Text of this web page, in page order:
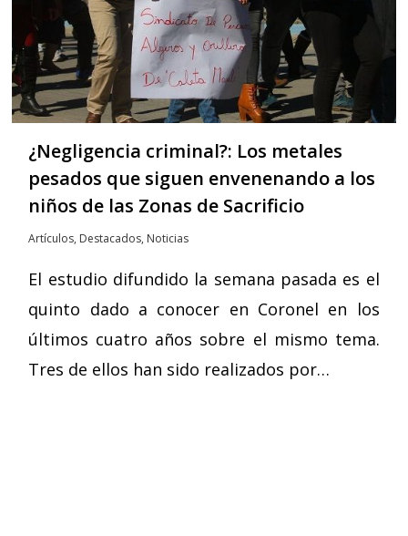
¿Negligencia criminal?: Los metales
pesados que siguen envenenando a los
niños de las Zonas de Sacrificio
Artículos, Destacados, Noticias
El estudio difundido la semana pasada es el
quinto dado a conocer en Coronel en los
últimos cuatro años sobre el mismo tema.
Tres de ellos han sido realizados por…